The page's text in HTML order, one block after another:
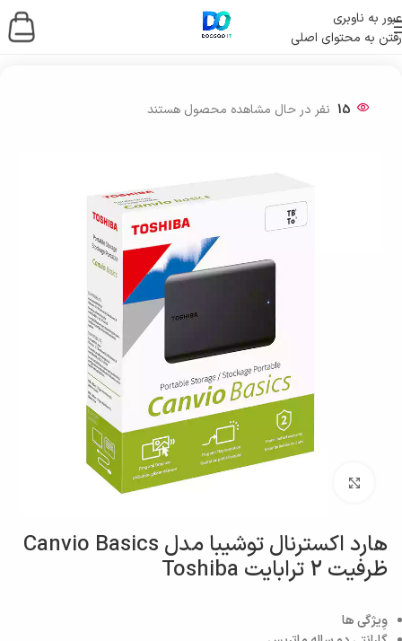
عبور به ناوبری
رفتن به محتوای اصلی
خانه/ ذخیره ساز اطلاعات
15 نفر در حال مشاهده محصول هستند
هارد اکسترنال توشیبا مدل Canvio Basics
ظرفیت 2 ترابایت Toshiba
وِیژگی ها